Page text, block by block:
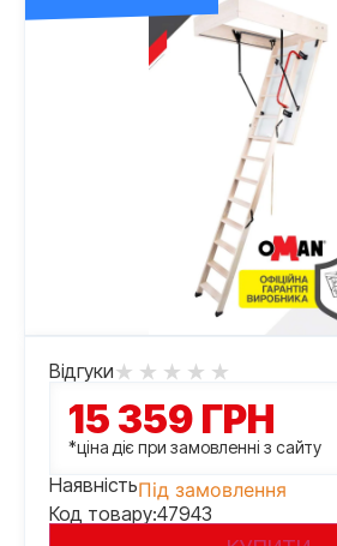
Відгуки
15 359 ГРН
*ціна діє при замовленні з сайту
НаявністьПід замовлення
Код товару:47943